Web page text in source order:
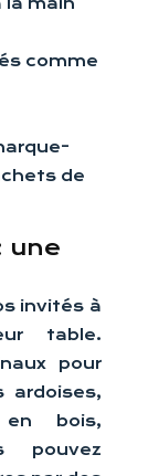
comme
de
une
invités à
table.
pour
ardoises,
en bois,
pouvez